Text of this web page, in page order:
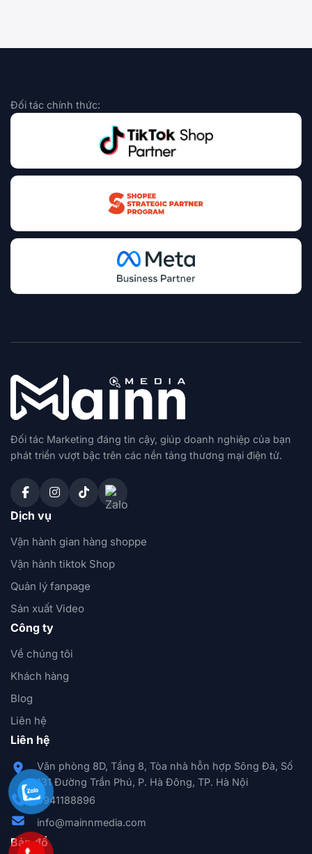
Đối tác chính thức:
Đối tác Marketing đáng tin cậy, giúp doanh nghiệp của bạn
phát triển vượt bậc trên các nền tảng thương mại điện tử.
Dịch vụ
Vận hành gian hàng shoppe
Vận hành tiktok Shop
Quản lý fanpage
Sản xuất Video
Công ty
Về chúng tôi
Khách hàng
Blog
Liên hệ
Liên hệ
Văn phòng 8D, Tầng 8, Tòa nhà hỗn hợp Sông Đà, Số
131 Đường Trần Phú, P. Hà Đông, TP. Hà Nội
0941188896
info@mainnmedia.com
Bản đồ